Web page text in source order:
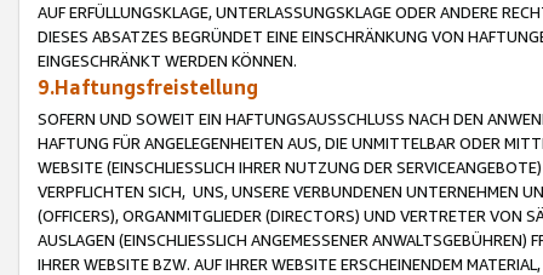
AUF ERFÜLLUNGSKLAGE, UNTERLASSUNGSKLAGE ODER ANDERE
DIESES ABSATZES BEGRÜNDET EINE EINSCHRÄNKUNG VON
EINGESCHRÄNKT WERDEN KÖNNEN.
9.Haftungsfreistellung
SOFERN UND SOWEIT EIN HAFTUNGSAUSSCHLUSS NACH DEN
HAFTUNG FÜR ANGELEGENHEITEN AUS, DIE UNMITTELBAR ODER
WEBSITE (EINSCHLIESSLICH IHRER NUTZUNG DER
VERPFLICHTEN SICH, UNS, UNSERE VERBUNDENEN UNTERNEHMEN
(OFFICERS), ORGANMITGLIEDER (DIRECTORS) UND VERTRETER VON
AUSLAGEN (EINSCHLIESSLICH ANGEMESSENER
IHRER WEBSITE BZW. AUF IHRER WEBSITE ERSCHEINENDEM